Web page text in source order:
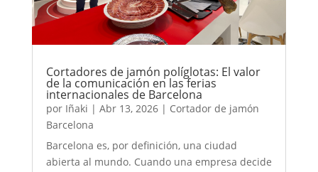
Cortadores de jamón políglotas: El valor
de la comunicación en las ferias
internacionales de Barcelona
por Iñaki | Abr 13, 2026| Cortador de jamón
Barcelona
Barcelona es, por definición, una ciudad
abierta al mundo. Cuando una empresa decide